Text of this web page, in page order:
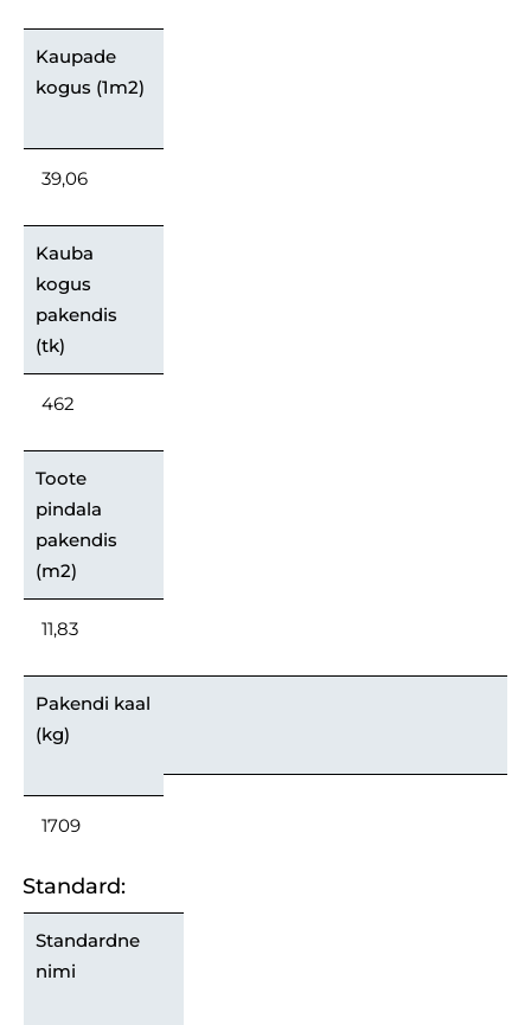
Kaupade
kogus (1m2)
39,06
Kauba
kogus
pakendis
(tk)
462
Toote
pindala
pakendis
(m2)
11,83
Pakendi kaal
(kg)
1709
Standard:
Standardne
nimi